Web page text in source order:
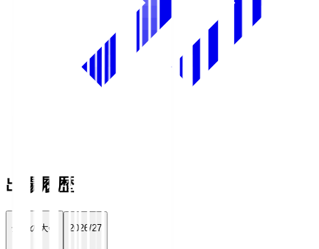
出場履歴
全ての大会 2026/27